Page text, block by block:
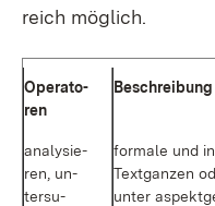
reich mög­lich.
Ope­ra­to­
ren
Be­schrei­bung
ana­ly­sie­
ren, un­
ter­su­
for­ma­le und
Text­gan­zen
un­ter